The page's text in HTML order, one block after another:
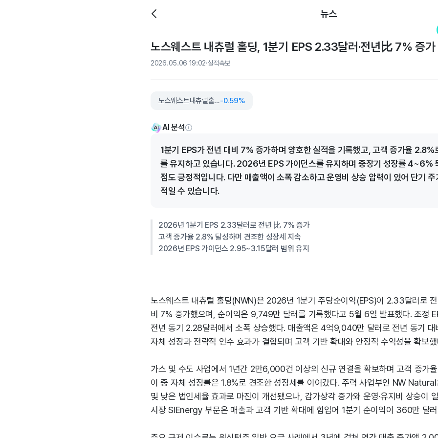
뉴스
노스웨스트 내츄럴 홀딩, 1분기 EPS 2.33달러·전년比 7% 증가
2026.05.06 19:02 실적속보
노스웨스트내츄럴홀딩-0.59%
AI 분석
1분기 EPS가 전년 대비 7% 증가하며 양호한 실적을 기록했고, 고객 증가율 2.8%
를 유지하고 있습니다. 2026년 EPS 가이던스를 유지하며 중장기 성장률 4~6%
점도 긍정적입니다. 다만 매출액이 소폭 감소하고 운영비 상승 압력이 있어 단기
적일 수 있습니다.
2026년 1분기 EPS 2.33달러로 전년 比 7% 증가
고객 증가율 2.8% 달성하며 견조한 성장세 지속
2026년 EPS 가이던스 2.95~3.15달러 범위 유지
노스웨스트 내츄럴 홀딩(NWN)은 2026년 1분기 주당순이익(EPS)이 2.33달러로
비 7% 증가했으며, 순이익은 9,749만 달러를 기록했다고 5월 6일 발표했다. 조정
전년 동기 2.28달러에서 소폭 상승했다. 매출액은 4억9,040만 달러로 전년 동기 대
자체 성장과 전략적 인수 효과가 결합되며 고객 기반 확대와 안정적 수익성을 확보
가스 및 수도 사업에서 1년간 2만6,000건 이상의 신규 연결을 확보하며 고객 증가
이 중 자체 성장률은 1.8%로 견조한 성장세를 이어갔다. 주력 사업부인 NW
및 낮은 법인세율 효과로 마진이 개선됐으나, 감가상각 증가와 운영·유지비 상승이
시장 SiEnergy 부문은 매출과 고객 기반 확대에 힘입어 1분기 순이익이 360만 달